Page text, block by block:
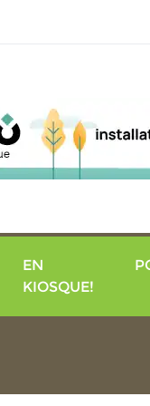
EN
KIOSQUE!